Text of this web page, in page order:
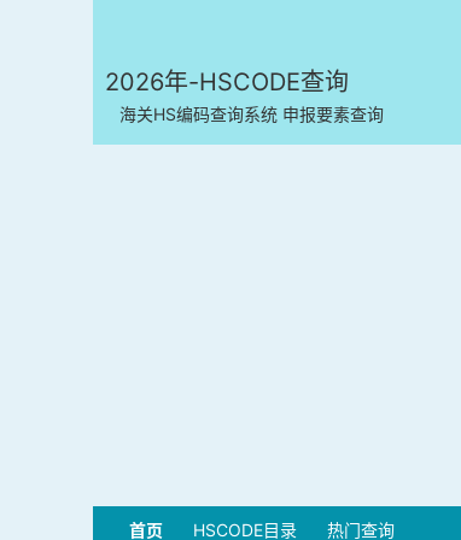
2026年-HSCODE查询
海关HS编码查询系统 申报要素查询
首页 HSCODE目录 热门查询